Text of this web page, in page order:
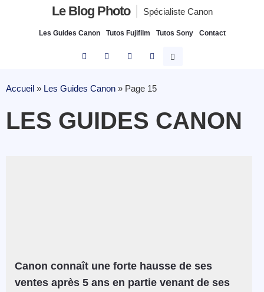
Le Blog Photo Spécialiste Canon
Les Guides Canon Tutos Fujifilm Tutos Sony Contact
Accueil » Les Guides Canon » Page 15
LES GUIDES CANON
Canon connaît une forte hausse de ses
ventes après 5 ans en partie venant de ses